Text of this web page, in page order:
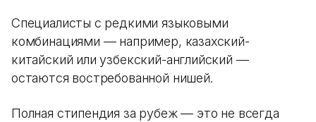
Специалисты с редкими языковыми
комбинациями — например, казахский-
китайский или узбекский-английский —
остаются востребованной нишей.
Полная стипендия за рубеж — это не всегда